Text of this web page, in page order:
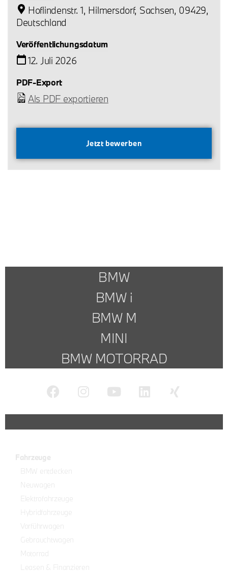
Hoflindenstr. 1, Hilmersdorf, Sachsen, 09429,
Deutschland
Veröffentlichungsdatum
12. Juli 2026
PDF-Export
Als PDF exportieren
Jetzt bewerben
BMW
BMW i
BMW M
MINI
BMW MOTORRAD
Fahrzeuge
BMW entdecken
Neuwagen
Elektrofahrzeuge
Hybridfahrzeuge
Vorführwagen
Gebrauchtwagen
Motorrad
Leasen & Finanzieren